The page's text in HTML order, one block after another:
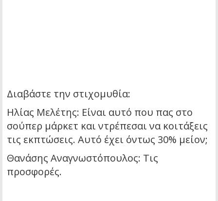
Διαβάστε την στιχομυθία:
Ηλίας Μελέτης: Είναι αυτό που πας στο
σούπερ μάρκετ και ντρέπεσαι να κοιτάξεις
τις εκπτώσεις. Αυτό έχει όντως 30% μείον;
Θανάσης Αναγνωστόπουλος: Τις
προσφορές.